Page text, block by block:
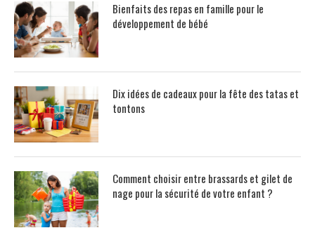
Bienfaits des repas en famille pour le
développement de bébé
Dix idées de cadeaux pour la fête des tatas et
tontons
Comment choisir entre brassards et gilet de
nage pour la sécurité de votre enfant ?